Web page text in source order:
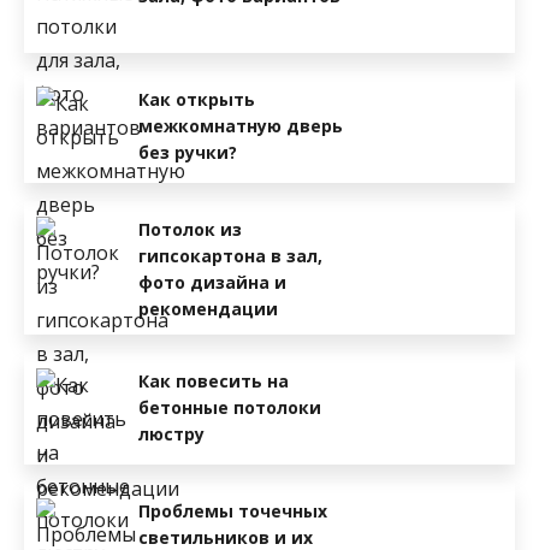
Как открыть
межкомнатную дверь
без ручки?
Потолок из
гипсокартона в зал,
фото дизайна и
рекомендации
Как повесить на
бетонные потолоки
люстру
Проблемы точечных
светильников и их